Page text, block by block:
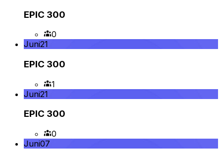
EPIC 300
0
Juni21
EPIC 300
1
Juni21
EPIC 300
0
Juni07